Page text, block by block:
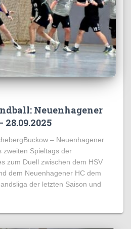
Neuenhagener
– Neuenhagener
zweiten Spieltags der
zum Duell zwischen dem HSV
dem Neuenhagener HC dem
der letzten Saison und